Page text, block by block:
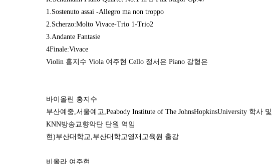
1.Sostenuto assai -Allegro ma non troppo
2.Scherzo:Molto Vivace-Trio 1-Trio2
3.Andante Fantasie
4Finale:Vivace
Violin 홍지수 Viola 여주현 Cello 정서은 Piano 강형은
바이올린 홍지수
부산예중,서울예고,Peabody Institute of The JohnsHopkinsUniversity 학사
KNN방송교향악단 단원 역임
현)부산대학교,부산대학교영재교육원 출강
비올라 여주현